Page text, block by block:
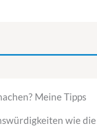
Meine Tipps
wie die